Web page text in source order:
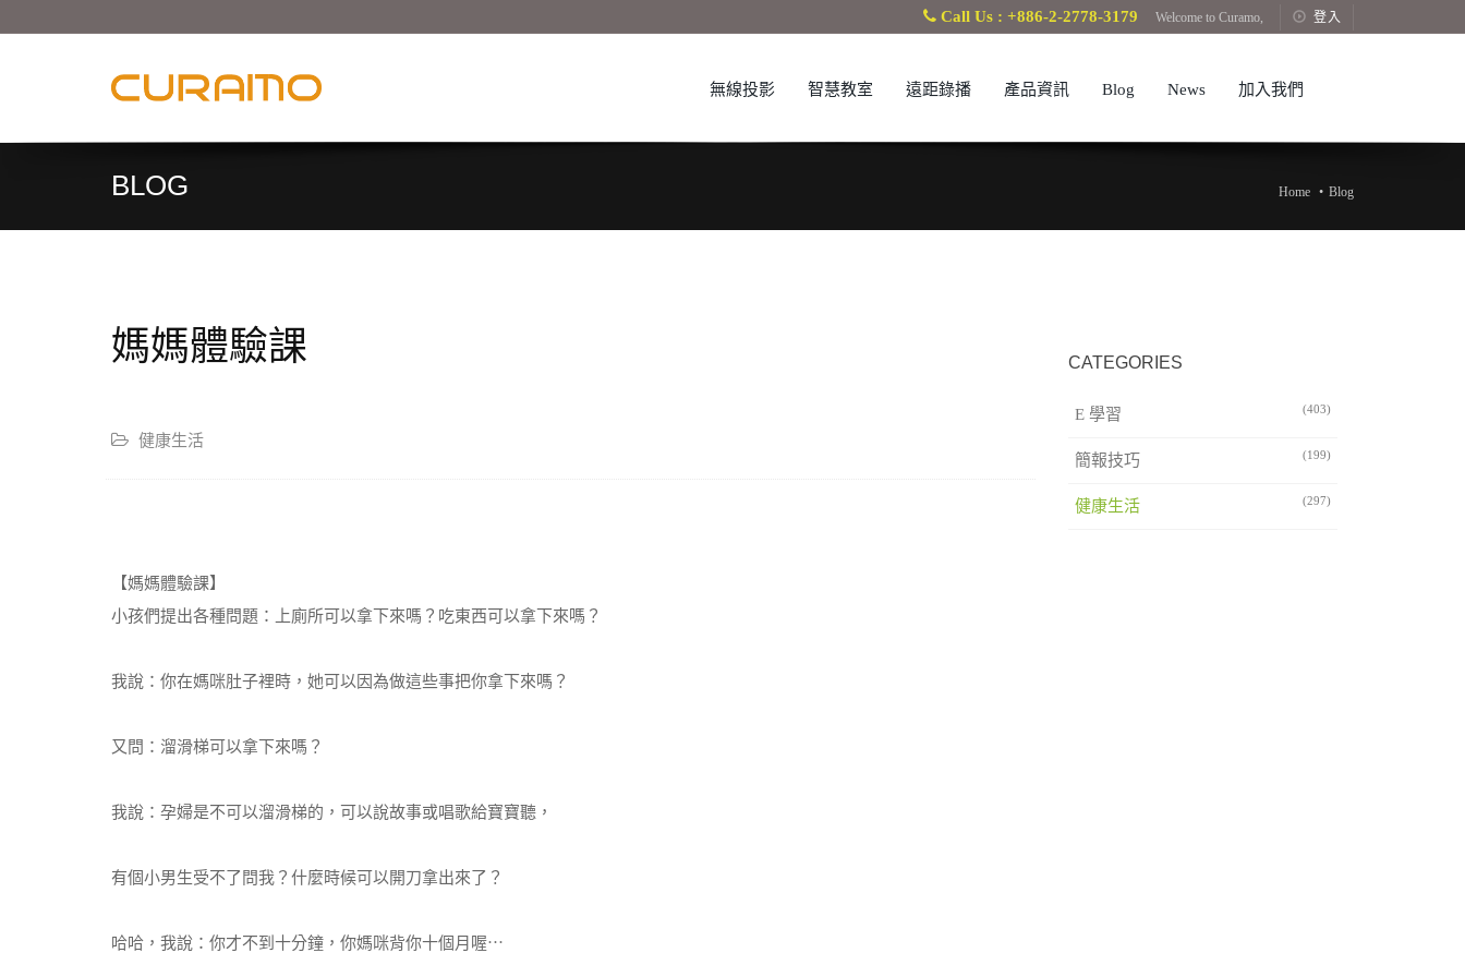
Call Us : +886-2-2778-3179 Welcome to Curamo, 登入
無線投影 智慧教室 遠距錄播 產品資訊 Blog News 加入我們
BLOG Home Blog
媽媽體驗課
健康生活
【媽媽體驗課】
小孩們提出各種問題：上廁所可以拿下來嗎？吃東西可以拿下來嗎？
我說：你在媽咪肚子裡時，她可以因為做這些事把你拿下來嗎？
又問：溜滑梯可以拿下來嗎？
我說：孕婦是不可以溜滑梯的，可以說故事或唱歌給寶寶聽，
有個小男生受不了問我？什麼時候可以開刀拿出來了？
哈哈，我說：你才不到十分鐘，你媽咪背你十個月喔⋯
CATEGORIES
(403)
E 學習
(199)
簡報技巧
(297)
健康生活